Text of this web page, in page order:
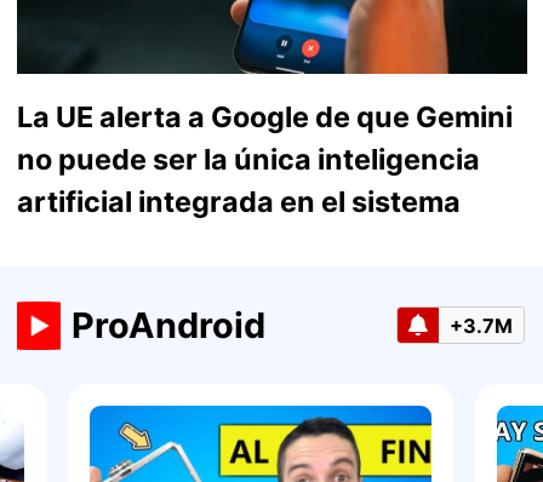
La UE alerta a Google de que Gemini
no puede ser la única inteligencia
artificial integrada en el sistema
ProAndroid +3.7M